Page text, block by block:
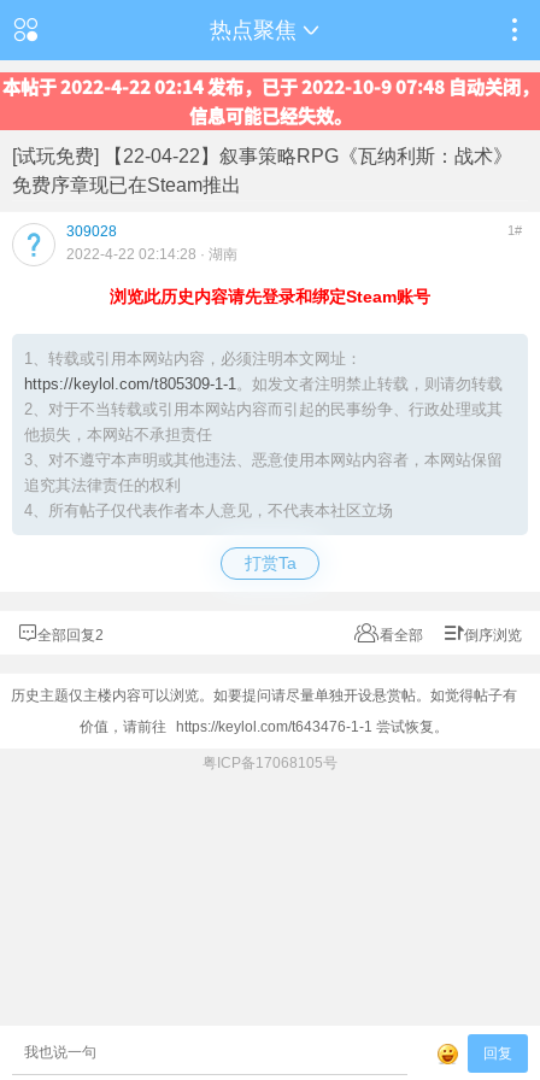
热点聚焦
本帖于 2022-4-22 02:14 发布，已于 2022-10-9 07:48 自动关闭，
信息可能已经失效。
[试玩免费] 【22-04-22】叙事策略RPG《瓦纳利斯：战术》
免费序章现已在Steam推出
309028 1#
2022-4-22 02:14:28 · 湖南
浏览此历史内容请先登录和绑定Steam账号
1、转载或引用本网站内容，必须注明本文网址：
https://keylol.com/t805309-1-1。如发文者注明禁止转载，则请勿转载
2、对于不当转载或引用本网站内容而引起的民事纷争、行政处理或其
他损失，本网站不承担责任
3、对不遵守本声明或其他违法、恶意使用本网站内容者，本网站保留
追究其法律责任的权利
4、所有帖子仅代表作者本人意见，不代表本社区立场
打赏Ta
全部回复2 看全部 倒序浏览
历史主题仅主楼内容可以浏览。如要提问请尽量单独开设悬赏帖。如觉得帖子有
价值，请前往
https://keylol.com/t643476-1-1 尝试恢复。
粤ICP备17068105号